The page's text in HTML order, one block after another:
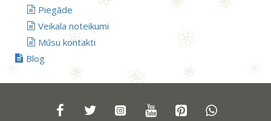
Piegāde
Veikala noteikumi
Mūsu kontakti
Blog